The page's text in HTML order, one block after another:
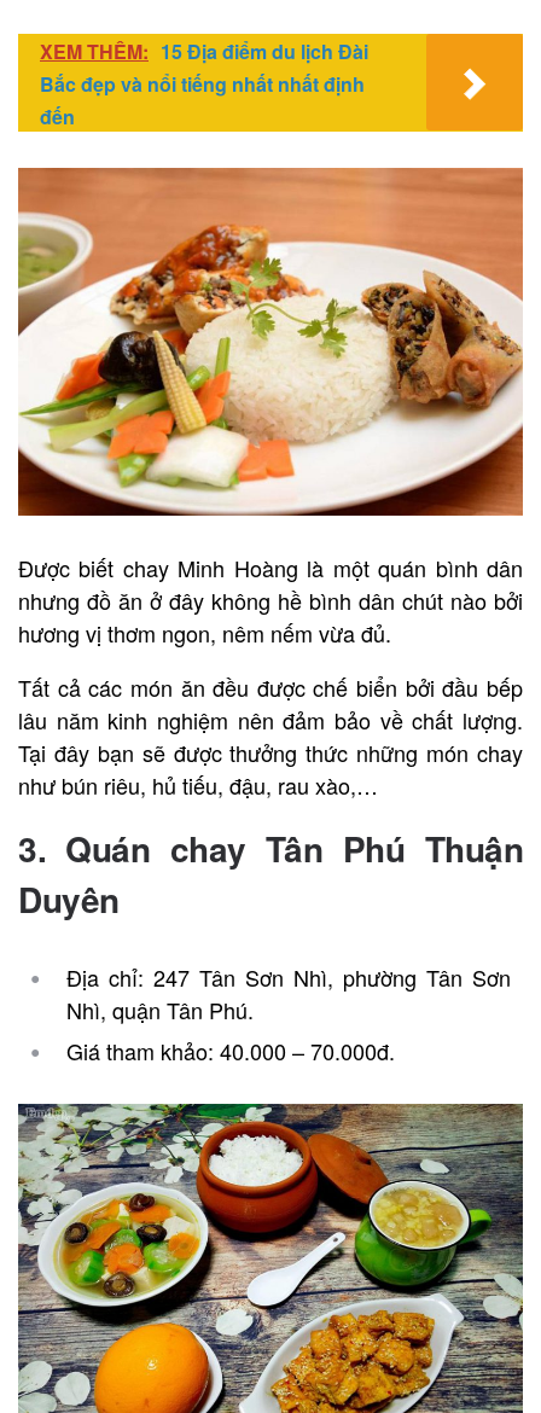
XEM THÊM: 15 Địa điểm du lịch Đài
Bắc đẹp và nổi tiếng nhất nhất định
đến
Được biết chay Minh Hoàng là một quán bình dân
nhưng đồ ăn ở đây không hề bình dân chút nào bởi
hương vị thơm ngon, nêm nếm vừa đủ.
Tất cả các món ăn đều được chế biển bởi đầu bếp
lâu năm kinh nghiệm nên đảm bảo về chất lượng.
Tại đây bạn sẽ được thưởng thức những món chay
như bún riêu, hủ tiếu, đậu, rau xào,…
3. Quán chay Tân Phú Thuận
Duyên
Địa chỉ: 247 Tân Sơn Nhì, phường Tân Sơn
Nhì, quận Tân Phú.
Giá tham khảo: 40.000 – 70.000đ.